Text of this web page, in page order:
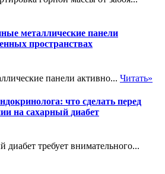
металлические панели
пространствах
панели активно... Читать»
что сделать перед
на сахарный диабет
диабет требует внимательного...